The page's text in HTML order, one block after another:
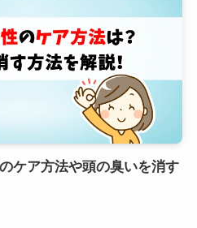
ケア方法や頭の臭いを消す